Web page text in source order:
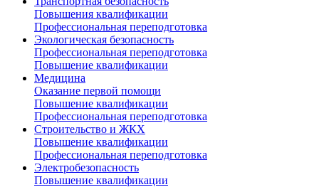
Повышения квалификации
Профессиональная переподготовка
Экологическая безопасность
Профессиональная переподготовка
Повышение квалификации
Медицина
Оказание первой помощи
Повышение квалификации
Профессиональная переподготовка
Строительство и ЖКХ
Повышение квалификации
Профессиональная переподготовка
Электробезопасность
Повышение квалификации